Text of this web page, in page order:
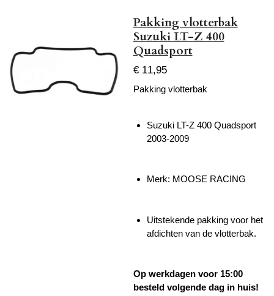
Pakking vlotterbak
Suzuki LT-Z 400
Quadsport
€ 11,95
Pakking vlotterbak
Suzuki LT-Z 400 Quadsport
2003-2009
Merk: MOOSE RACING
Uitstekende pakking voor het
afdichten van de vlotterbak.
Op werkdagen voor 15:00
besteld volgende dag in huis!